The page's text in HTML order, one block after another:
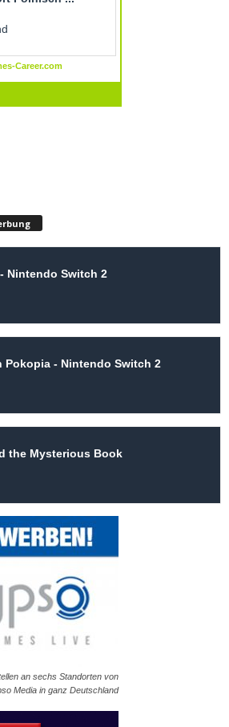
Nintendo Switch 2
Pokopia - Nintendo Switch 2
the Mysterious Book
an sechs Standorten von
Media in ganz Deutschland